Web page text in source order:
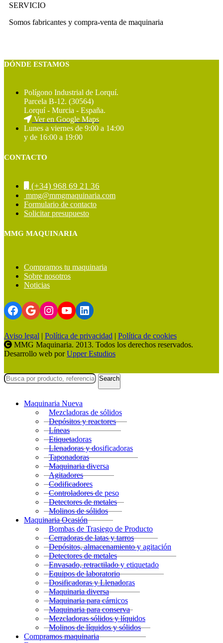
SERVICIO
Somos fabricantes y compra-venta de maquinaria
DÓNDE ESTAMOS
Polígono Industrial de Lorquí.
Parcela B-12. (30564)
Lorquí - Murcia - España.
Ver en Google Maps
Lunes a viernes de 9:00 a 14:00
y de 16:00 a 19:00
CONTACTO
(+34) 968 69 21 36
mmg@mmgmaquinaria.com
Formulario de contacto
Solicitar presupuesto
MMG MAQUINARIA
Compramos tu maquinaria
Sobre nosotros
Noticias
Facebook
GoogleInstagram
YouTubeLinkedIn
Aviso legal | Política de privacidad | Política de cookies
MMG Maquinaria. 2013. Todos los derechos reservados.
Desarrollo web porUpper Estudios
Search
Maquinaria Nueva
Mezcladoras de sólidos
Depósitos y reactores
Líneas
Etiquetadoras
Llenadoras y dosificadoras
Taponadoras
Maquinaria diversa
Agitadores
Codificadores
Controladores de peso
Detectores de metales
Molinos de sólidos
Maquinaria Ocasión
Bombas de Trasiego de Producto
Cerradoras de latas y tarros
Depósitos, almacenamiento y agitación
Detectores de metales
Envasado, retractilado y etiquetado
Equipos de laboratorio
Dosificadoras y Llenadoras
Maquinaria diversa
Maquinaria para cárnicos
Maquinaria para conserva
Mezcladoras sólidos y líquidos
Molinos de líquidos y sólidos
Compramos maquinaria